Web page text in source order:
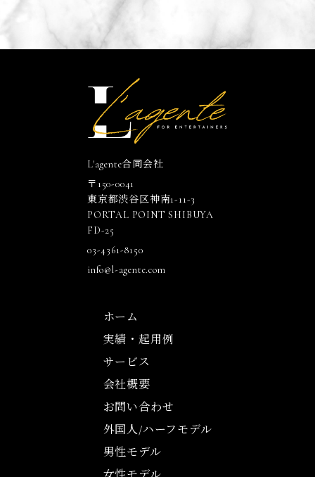
L'agente合同会社
〒150-0041
東京都渋谷区神南1-11-3
PORTAL POINT SHIBUYA
FD-25
03-4361-8150
info@l-agente.com
ホーム
実績・起用例
サービス
会社概要
お問い合わせ
外国人/ハーフモデル
男性モデル